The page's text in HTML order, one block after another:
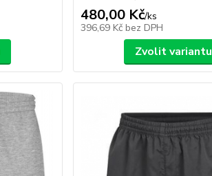
480,00 Kč/ks
396,69 Kč bez DPH
Zvolit variantu